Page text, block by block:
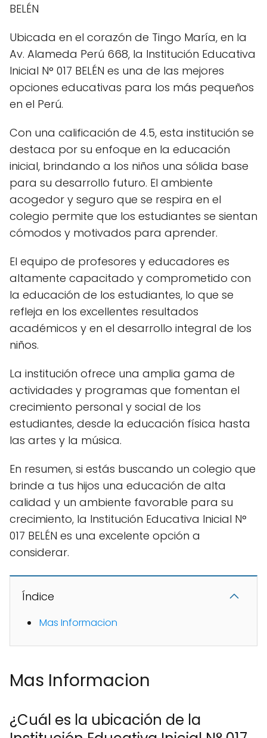
BELÉN
Ubicada en el corazón de Tingo María, en la
Av. Alameda Perú 668, la Institución Educativa
Inicial N° 017 BELÉN es una de las mejores
opciones educativas para los más pequeños
en el Perú.
Con una calificación de 4.5, esta institución se
destaca por su enfoque en la educación
inicial, brindando a los niños una sólida base
para su desarrollo futuro. El ambiente
acogedor y seguro que se respira en el
colegio permite que los estudiantes se sientan
cómodos y motivados para aprender.
El equipo de profesores y educadores es
altamente capacitado y comprometido con
la educación de los estudiantes, lo que se
refleja en los excellentes resultados
académicos y en el desarrollo integral de los
niños.
La institución ofrece una amplia gama de
actividades y programas que fomentan el
crecimiento personal y social de los
estudiantes, desde la educación física hasta
las artes y la música.
En resumen, si estás buscando un colegio que
brinde a tus hijos una educación de alta
calidad y un ambiente favorable para su
crecimiento, la Institución Educativa Inicial N°
017 BELÉN es una excelente opción a
considerar.
Índice
Mas Informacion
Mas Informacion
¿Cuál es la ubicación de la